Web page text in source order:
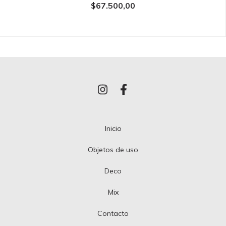
$67.500,00
Inicio
Objetos de uso
Deco
Mix
Contacto